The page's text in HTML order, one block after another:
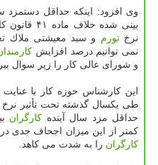
وی افزود: اینكه حداقل دستمزد
نرختورم و سبد معیشتی ملاك
نمی توانیم درصد افزایش
و شورای عالی كار را زیر سوال
این كارشناس حوزه كار با
طی یكسال گذشته تحت تأثیر
حداقل مزد سال آینده كارگران
كمتر از این میزان اجحاف جدی
كارگران را به شدت می كاهد.